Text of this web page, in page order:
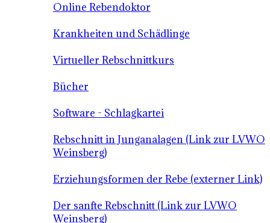
Online Rebendoktor
Krankheiten und Schädlinge
Virtueller Rebschnittkurs
Bücher
Software - Schlagkartei
Rebschnitt in Junganalagen (Link zur LVWO
Weinsberg)
Erziehungsformen der Rebe (externer Link)
Der sanfte Rebschnitt (Link zur LVWO
Weinsberg)